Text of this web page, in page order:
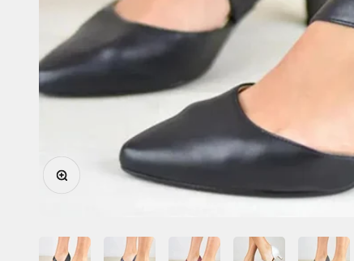
In-/uitzoomen